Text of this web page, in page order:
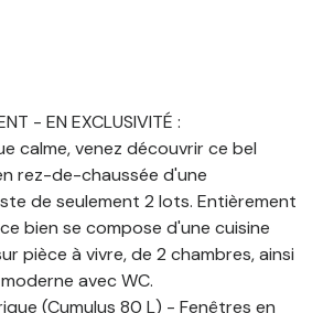
- EN EXCLUSIVITÉ :
calme, venez découvrir ce bel
rez-de-chaussée d'une
de seulement 2 lots. Entièrement
bien se compose d'une cuisine
pièce à vivre, de 2 chambres, ainsi
avec WC.
(Cumulus 80 L) - Fenêtres en